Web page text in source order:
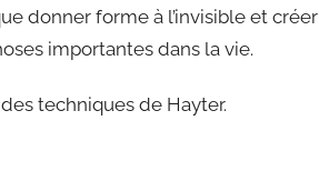
donner forme à l’invisible et créer
importantes dans la vie.
techniques de Hayter.